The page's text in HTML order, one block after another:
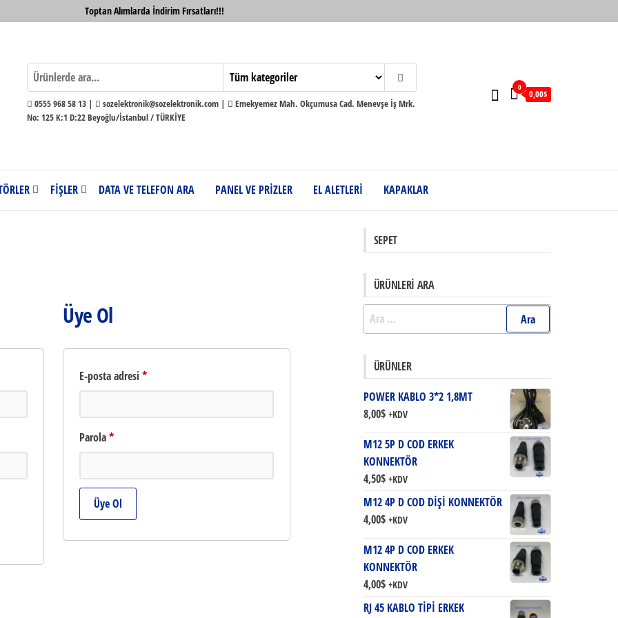
Toptan Alımlarda İndirim Fırsatları!!!
0555 968 58 13 | sozelektronik@sozelektronik.com |
Emekyemez Mah. Okçumusa Cad. Menevşe İş Mrk.
No: 125 K:1 D:22 Beyoğlu/İstanbul / TÜRKİYE
0
0,00$
FİŞLER DATA VE TELEFON ARA PANEL VE PRİZLER EL ALETLERİ KAPAKLAR
Üye Ol
E-posta adresi*Gerekli
Parola*Gerekli
Üye Ol
SEPET
ÜRÜNLERI ARA
Arama:
ÜRÜNLER
POWER KABLO 3*2 1,8MT
8,00$ +KDV
M12 5P D COD ERKEK
KONNEKTÖR
4,50$ +KDV
M12 4P D COD DİŞİ KONNEKTÖR
4,00$ +KDV
M12 4P D COD ERKEK
KONNEKTÖR
4,00$ +KDV
RJ 45 KABLO TİPİ ERKEK